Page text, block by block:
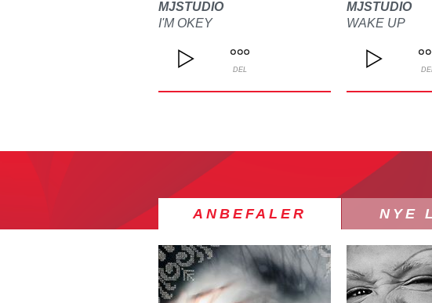
MJSTUDIO
I'M OKEY
DEL
MJSTUDIO
WAKE UP
ANBEFALER NYE